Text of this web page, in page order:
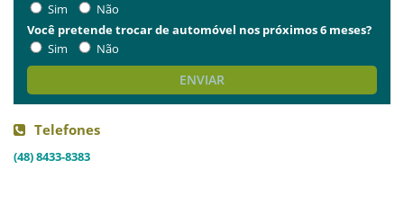
Sim
Não
Você pretende trocar de automóvel nos próximos 6 meses?
Sim
Não
ENVIAR
Telefones
(48) 8433-8383